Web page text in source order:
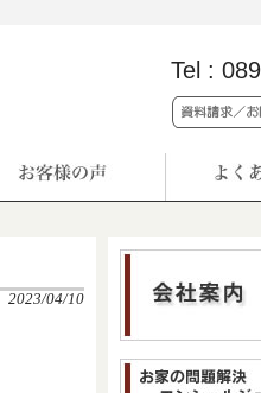
Tel :
2023/04/10